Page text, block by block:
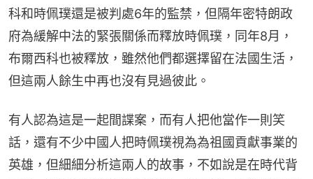
科和時佩璞還是被判處6年的監禁，但隔年密特朗政
府為緩解中法的緊張關係而釋放時佩璞，同年8月，
布爾西科也被釋放，雖然他們都選擇留在法國生活，
但這兩人餘生中再也沒有見過彼此。
有人認為這是一起間諜案，而有人把他當作一則笑
話，還有不少中國人把時佩璞視為為祖國貢獻事業的
英雄，但細細分析這兩人的故事，不如說是在時代背